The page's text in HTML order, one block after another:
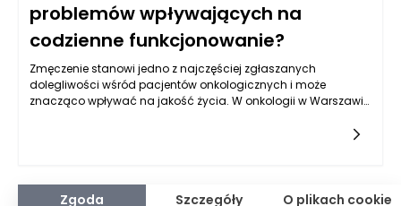
problemów wpływających na
codzienne funkcjonowanie?
Zmęczenie stanowi jedno z najczęściej zgłaszanych
dolegliwości wśród pacjentów onkologicznych i może
znacząco wpływać na jakość życia. W onkologii w Warszawie,
ocenie stanu pacjenta. Lekarze specialistyczni często starają
terapii bądź także zwolnione tempo życia związane z chorobą.
Kluczowe w tym kontekście jest zindywidualizowane podejście,
Zgoda Szczegóły O plikach cookie